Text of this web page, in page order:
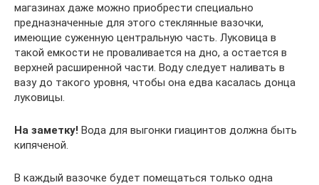
магазинах даже можно приобрести специально
предназначенные для этого стеклянные вазочки,
имеющие суженную центральную часть. Луковица в
такой емкости не проваливается на дно, а остается в
верхней расширенной части. Воду следует наливать в
вазу до такого уровня, чтобы она едва касалась донца
луковицы.
На заметку! Вода для выгонки гиацинтов должна быть
кипяченой.
В каждый вазочке будет помещаться только одна